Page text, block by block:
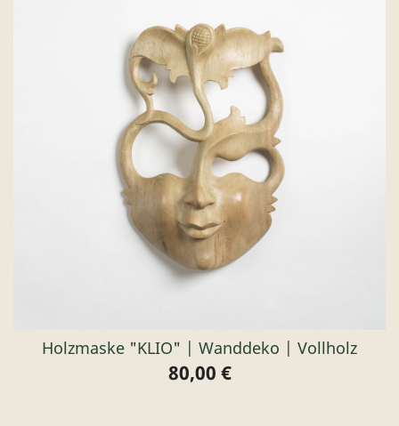
Holzmaske "KLIO" | Wanddeko | Vollholz
Preis
80,00 €